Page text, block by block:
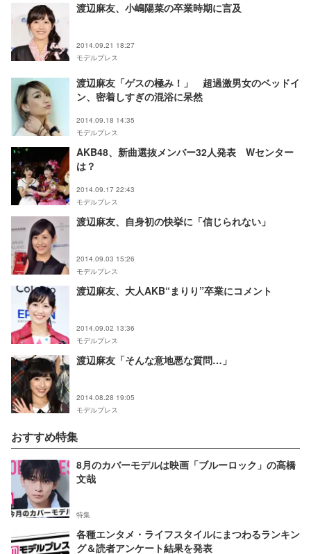
渡辺麻友、小嶋陽菜の卒業時期に言及
2014.09.21 18:27
モデルプレス
渡辺麻友「ゲスの極み！」 超過激男女のベッドイ
ン、密着しすぎの混浴に呆然
2014.09.18 14:35
モデルプレス
AKB48、新曲選抜メンバー32人発表 Wセンター
は？
2014.09.17 22:43
モデルプレス
渡辺麻友、自身初の快挙に「信じられない」
2014.09.03 15:26
モデルプレス
渡辺麻友、大人AKB“まりり”卒業にコメント
2014.09.02 13:36
モデルプレス
渡辺麻友「そんな意地悪な質問…」
2014.08.28 19:05
モデルプレス
おすすめ特集
8月のカバーモデルは映画「ブルーロック」の高橋
文哉
特集
各種エンタメ・ライフスタイルにまつわるランキン
グ＆読者アンケート結果を発表